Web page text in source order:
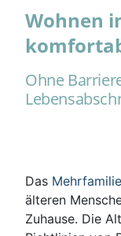
Wohnen
Ohne
Das
älteren
Zuhause. Die